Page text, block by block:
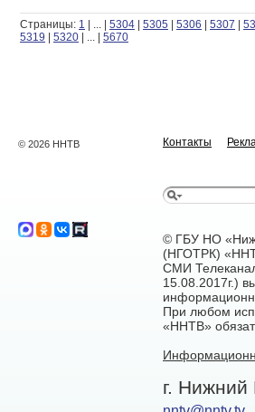
Страницы: 1 | | 5304 | 5305 | 5306 | 5307 |
5319 | 5320 | | 5670
© 2026 ННТВ Контакты
© ГБУ НО
(НГОТРК)
СМИ
15.08.2017г.)
При любом
«ННТВ»
г. Нижний